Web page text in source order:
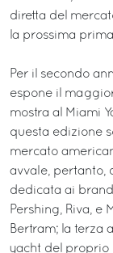
diretta del
la prossima
Per il secondo
espone il
mostra al Miami
questa edizione
mercato
avvale, pertanto,
dedicata ai brand
Pershing, Riva, e
Bertram; la terza
yacht del proprio